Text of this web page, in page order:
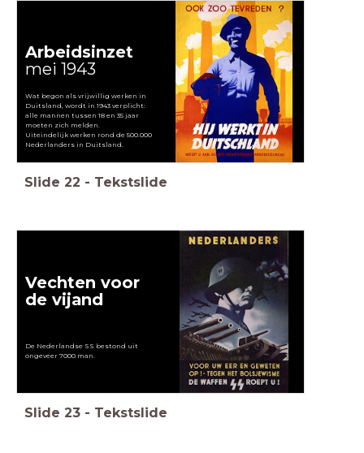
Arbeidsinzet
mei 1943
Wat begon als vrijwillig werken in
Duitsland, wordt in 1943 verplicht:
alle mannen tussen 18 en 35 jaar
moeten zich melden.
Uiteindelijk werken rond de 500.000
Nederlanders in Duitsland.
Slide 22 - Tekstslide
Vechten voor
de vijand
De Nederlandse SS bestond uit
ongeveer 7000 man.
Slide 23 - Tekstslide